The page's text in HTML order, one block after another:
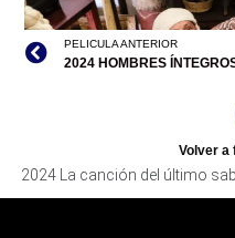
LA CANCIÓN DEL
PELICULA ANTERIOR
2024 HOMBRES
Volver a
2024 La canción del último